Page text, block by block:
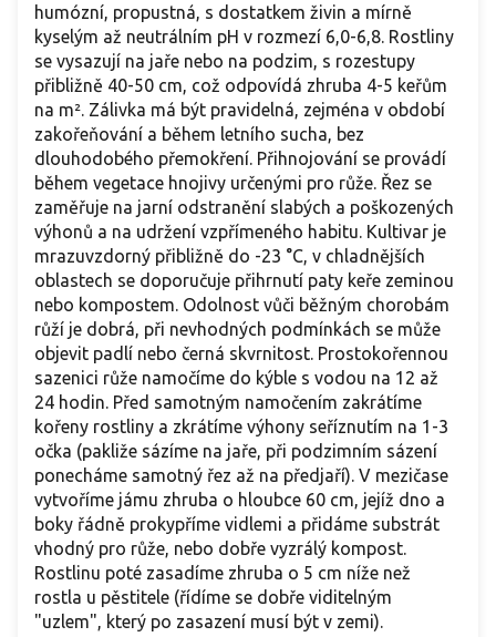
humózní, propustná, s dostatkem živin a mírně
kyselým až neutrálním pH v rozmezí 6,0-6,8. Rostliny
se vysazují na jaře nebo na podzim, s rozestupy
přibližně 40-50 cm, což odpovídá zhruba 4-5 keřům
na m². Zálivka má být pravidelná, zejména v období
zakořeňování a během letního sucha, bez
dlouhodobého přemokření. Přihnojování se provádí
během vegetace hnojivy určenými pro růže. Řez se
zaměřuje na jarní odstranění slabých a poškozených
výhonů a na udržení vzpřímeného habitu. Kultivar je
mrazuvzdorný přibližně do -23 °C, v chladnějších
oblastech se doporučuje přihrnutí paty keře zeminou
nebo kompostem. Odolnost vůči běžným chorobám
růží je dobrá, při nevhodných podmínkách se může
objevit padlí nebo černá skvrnitost. Prostokořennou
sazenici růže namočíme do kýble s vodou na 12 až
24 hodin. Před samotným namočením zakrátíme
kořeny rostliny a zkrátíme výhony seříznutím na 1-3
očka (pakliže sázíme na jaře, při podzimním sázení
ponecháme samotný řez až na předjaří). V mezičase
vytvoříme jámu zhruba o hloubce 60 cm, jejíž dno a
boky řádně prokypříme vidlemi a přidáme substrát
vhodný pro růže, nebo dobře vyzrálý kompost.
Rostlinu poté zasadíme zhruba o 5 cm níže než
rostla u pěstitele (řídíme se dobře viditelným
"uzlem", který po zasazení musí být v zemi).